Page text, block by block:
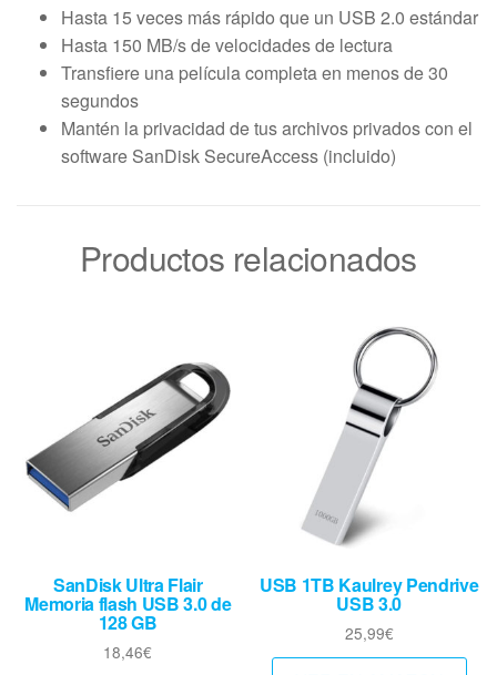
Hasta 15 veces más rápido que un USB 2.0 estándar
Hasta 150 MB/s de velocidades de lectura
Transfiere una película completa en menos de 30
segundos
Mantén la privacidad de tus archivos privados con el
software SanDisk SecureAccess (incluido)
Productos relacionados
SanDisk Ultra Flair
Memoria flash USB 3.0 de
128 GB
18,46€
USB 1TB Kaulrey Pendrive
USB 3.0
25,99€